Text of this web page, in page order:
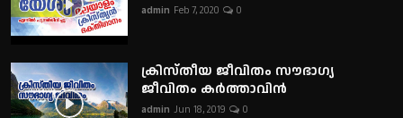
admin Feb 7, 2020 0
ക്രിസ്തീയ ജീവിതം സൗഭാഗ്യ
ജീവിതം കർത്താവിൻ
admin Jun 18, 2019 0